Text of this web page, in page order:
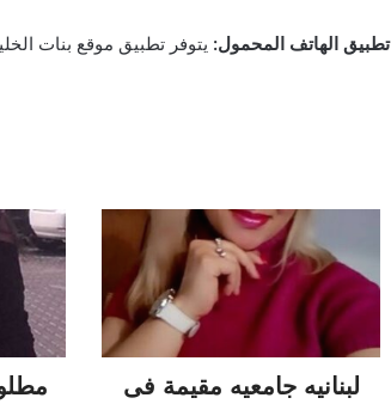
• تطبيق الهاتف المحمول: يتوفر تطبيق موقع بنات
لبنانيه جامعيه مقيمة فى